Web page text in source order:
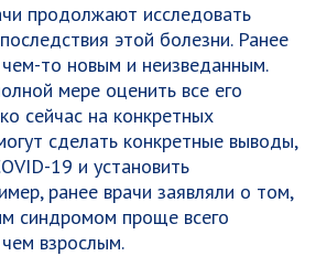
продолжают исследовать
этой болезни. Ранее
то новым и неизведанным.
мере оценить все его
сейчас на конкретных
сделать конкретные выводы,
19 и установить
ранее врачи заявляли о том,
синдромом проще всего
взрослым.